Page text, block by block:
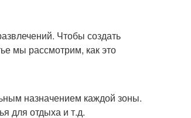
Чтобы создать
мы рассмотрим, как это
назначением каждой зоны.
для отдыха и т.д.